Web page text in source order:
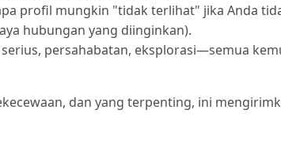
profil mungkin "tidak terlihat" jika Anda
hubungan yang diinginkan).
persahabatan, eksplorasi—semua
dan yang terpenting, ini